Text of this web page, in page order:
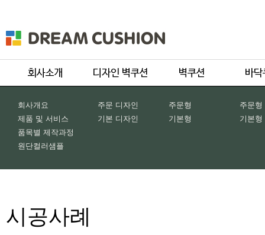
회사개요
제품 및 서비스
품목별 제작과정
원단컬러샘플
주문 디자인
기본 디자인
주문형
기본형
주문형
기본형
시공사례